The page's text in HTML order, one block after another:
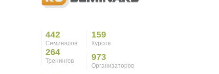
442
Семинаров
159
Курсов
264
Тренингов 973
Организаторов